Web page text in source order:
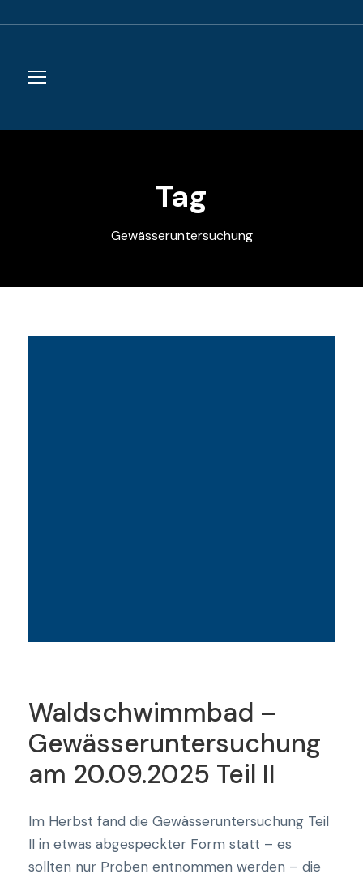
Tag
Gewässeruntersuchung
Waldschwimmbad –
Gewässeruntersuchung
am 20.09.2025 Teil II
Im Herbst fand die Gewässeruntersuchung Teil
II in etwas abgespeckter Form statt – es
sollten nur Proben entnommen werden – die